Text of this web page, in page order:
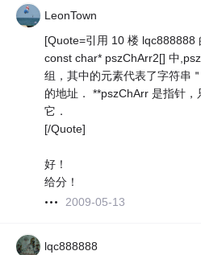
LeonTown
[Quote=引用 10 楼 lqc888888
const char* pszChArr2[] 中
组，其中的元素代表了字符串
的地址． **pszChArr 是指针
它．
[/Quote]
好！
给分！
2009-05-13
lqc888888